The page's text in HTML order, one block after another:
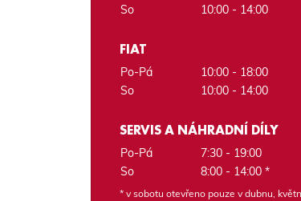
So
10:00 - 14:00
FIAT
Po-Pá
10:00 - 18:00
So
10:00 - 14:00
SERVIS A NÁHRADNÍ DÍLY
Po-Pá
7:30 - 19:00
So
8:00 - 14:00 *
* v sobotu otevřeno pouze v dubnu,